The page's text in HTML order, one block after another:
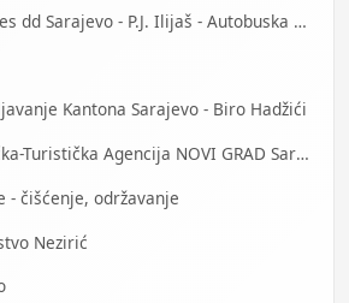
Centrotrans-Eurolines dd Sarajevo - P.J. Ilijaš - Autobuska stanica
Kantona Sarajevo - Biro Hadžići
Centrotours - Putnička-Turistička Agencija NOVI GRAD Sarajevo
- čišćenje, održavanje
Nezirić